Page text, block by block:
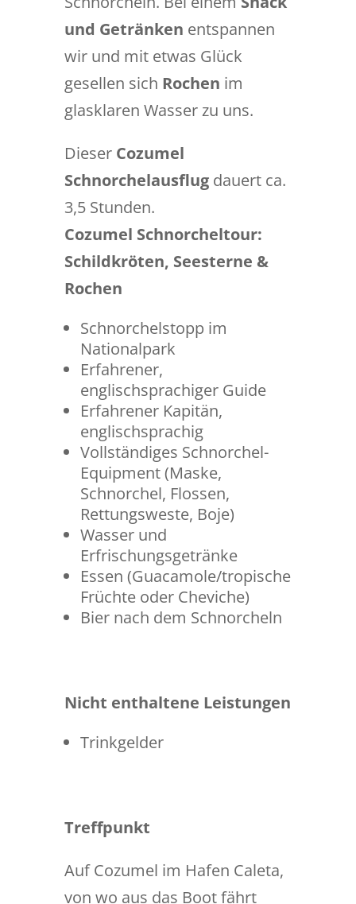
und Getränken entspannen
wir und mit etwas Glück
gesellen sich Rochen im
glasklaren Wasser zu uns.
Dieser Cozumel
Schnorchelausflugdauert ca.
3,5 Stunden.
Cozumel Schnorcheltour:
Schildkröten, Seesterne &
Rochen
Schnorchelstopp im
Nationalpark
Erfahrener,
englischsprachiger Guide
Erfahrener Kapitän,
englischsprachig
Vollständiges Schnorchel-
Equipment (Maske,
Schnorchel, Flossen,
Rettungsweste, Boje)
Wasser und
Erfrischungsgetränke
Essen (Guacamole/tropische
Früchte oder Cheviche)
Bier nach dem Schnorcheln
Nicht enthaltene Leistungen
Trinkgelder
Treffpunkt
Auf Cozumel im Hafen Caleta,
von wo aus das Boot fährt